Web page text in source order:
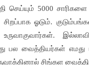
செய்யும் 5000 சாரிகளை
சிறப்பாக ஓடும்.
உருவாகுவார்கள்.
பல வைத்தியர்கள் எமது
சிங்கள